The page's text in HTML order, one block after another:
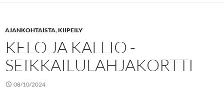
AJANKOHTAISTA,KIIPEILY
KELO JA KALLIO -
SEIKKAILULAHJAKORTTI
08/10/2024